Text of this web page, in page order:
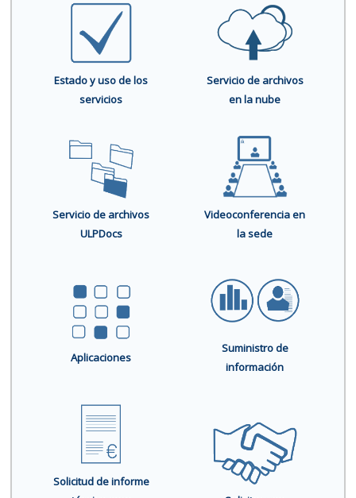
Estado y uso de los
servicios
Servicio de archivos
en la nube
Servicio de archivos
ULPDocs
Videoconferencia en
la sede
Aplicaciones
Suministro de
información
Solicitud de informe